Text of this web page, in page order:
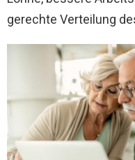
gerechte Verteilung